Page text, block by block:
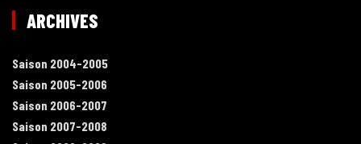
ARCHIVES
Saison 2004-2005
Saison 2005-2006
Saison 2006-2007
Saison 2007-2008